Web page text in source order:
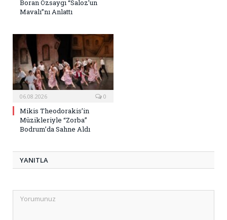
Boran Özsaygı “Saloz’un
Mavalı”nı Anlattı
06.08.2026 0
Mikis Theodorakis’in
Müzikleriyle “Zorba”
Bodrum’da Sahne Aldı
YANITLA